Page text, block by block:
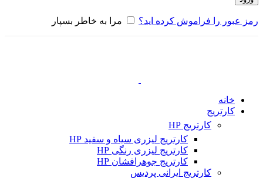
رمز عبور را فراموش کرده اید؟ مرا به خاطر بسپار
خانه
کارتریج
کارتریج HP
کارتریج لیزری سیاه و سفید HP
کارتریج لیزری رنگی HP
کارتریج جوهرافشان HP
کارتریج ایرانی پردیس